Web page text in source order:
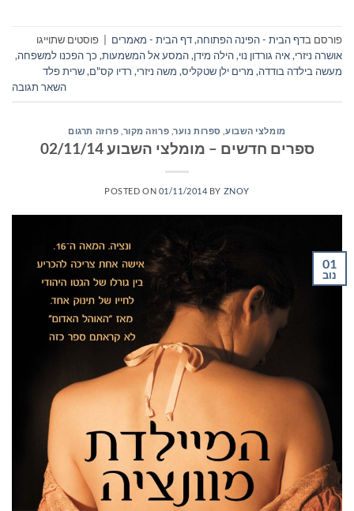
פורסם בדף הבית - הפינה הפתוחה,דף הבית - מאמרים
פוסטים שתוייגו
אושרה ניזרי,איה גורדון נוי,הילה מידן,המסע אל המשמעות, כך הפכנו למשפחה,
מעשה בילדה בודדה, מרים ילן שטקליס, משה ניזרי, רדיו קס"ם,שרית פלד
השאר תגובה
מומלצי השבוע, ספרות נוער, פרוזה מקור פרוזה תרגום
ספרים חדשים – מומלצי השבוע 02/11/14
POSTED ON 01/11/2014 BY ZNOY
01
נוב